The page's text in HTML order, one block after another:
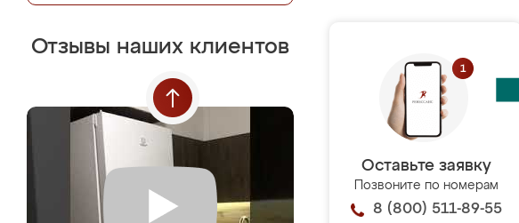
Отзывы наших клиентов
Оставьте заявку
Позвоните по номерам
8 (800) 511-89-55